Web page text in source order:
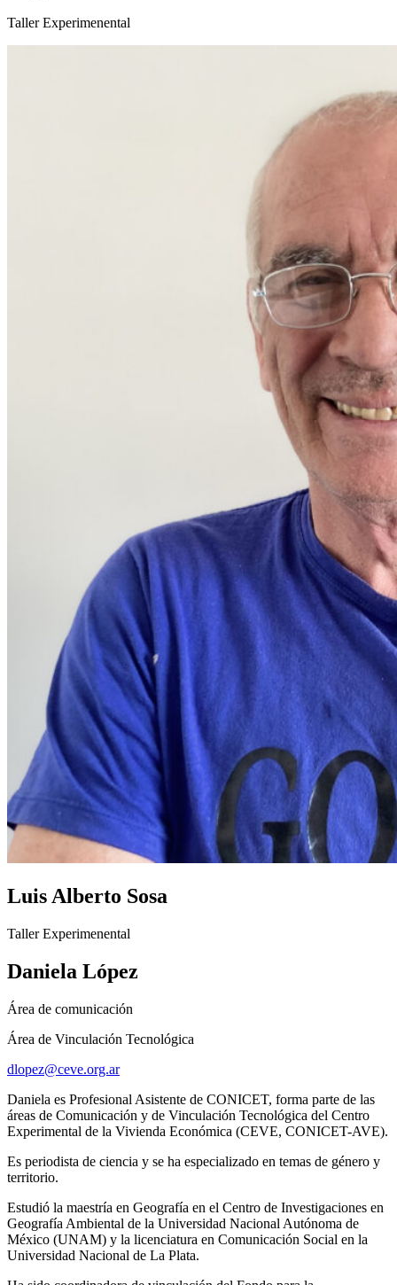
Taller Experimenental
Luis Alberto Sosa
Taller Experimenental
Daniela López
Área de comunicación
Área de Vinculación Tecnológica
dlopez@ceve.org.ar
Daniela es Profesional Asistente de CONICET, forma parte de las
áreas de Comunicación y de Vinculación Tecnológica del Centro
Experimental de la Vivienda Económica (CEVE, CONICET-AVE).
Es periodista de ciencia y se ha especializado en temas de género y
territorio.
Estudió la maestría en Geografía en el Centro de Investigaciones en
Geografía Ambiental de la Universidad Nacional Autónoma de
México (UNAM) y la licenciatura en Comunicación Social en la
Universidad Nacional de La Plata.